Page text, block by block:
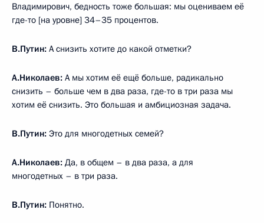
Владимирович, бедность тоже большая: мы оцениваем её
где-то [на уровне] 34–35 процентов.
В.Путин: А снизить хотите до какой отметки?
А.Николаев: А мы хотим её ещё больше, радикально
снизить – больше чем в два раза, где-то в три раза мы
хотим её снизить. Это большая и амбициозная задача.
В.Путин: Это для многодетных семей?
А.Николаев: Да, в общем – в два раза, а для
многодетных – в три раза.
В.Путин: Понятно.